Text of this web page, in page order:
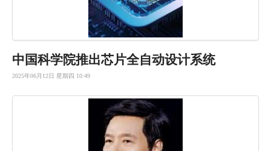
中国科学院推出芯片全自动设计系统
2025年06月12日 星期四 10:49